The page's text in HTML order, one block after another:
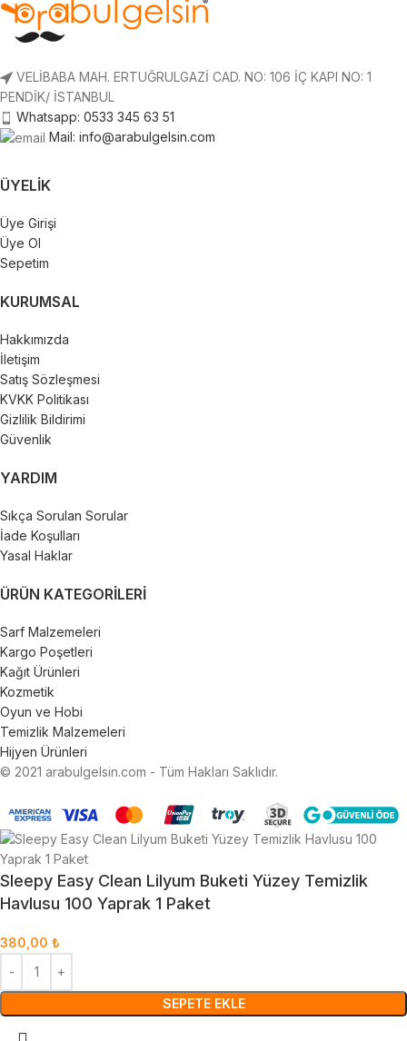
VELİBABA MAH. ERTUĞRULGAZİ CAD. NO: 106 İÇ KAPI NO: 1
PENDİK/ İSTANBUL
Whatsapp: 0533 345 63 51
Mail: info@arabulgelsin.com
ÜYELIK
Üye Girişi
Üye Ol
Sepetim
KURUMSAL
Hakkımızda
İletişim
Satış Sözleşmesi
KVKK Politikası
Gizlilik Bildirimi
Güvenlik
YARDIM
Sıkça Sorulan Sorular
İade Koşulları
Yasal Haklar
ÜRÜN KATEGORILERI
Sarf Malzemeleri
Kargo Poşetleri
Kağıt Ürünleri
Kozmetik
Oyun ve Hobi
Temizlik Malzemeleri
Hijyen Ürünleri
© 2021 arabulgelsin.com - Tüm Hakları Saklıdır.
Sleepy Easy Clean Lilyum Buketi Yüzey Temizlik
Havlusu 100 Yaprak 1 Paket
380,00 ₺
SEPETE EKLE